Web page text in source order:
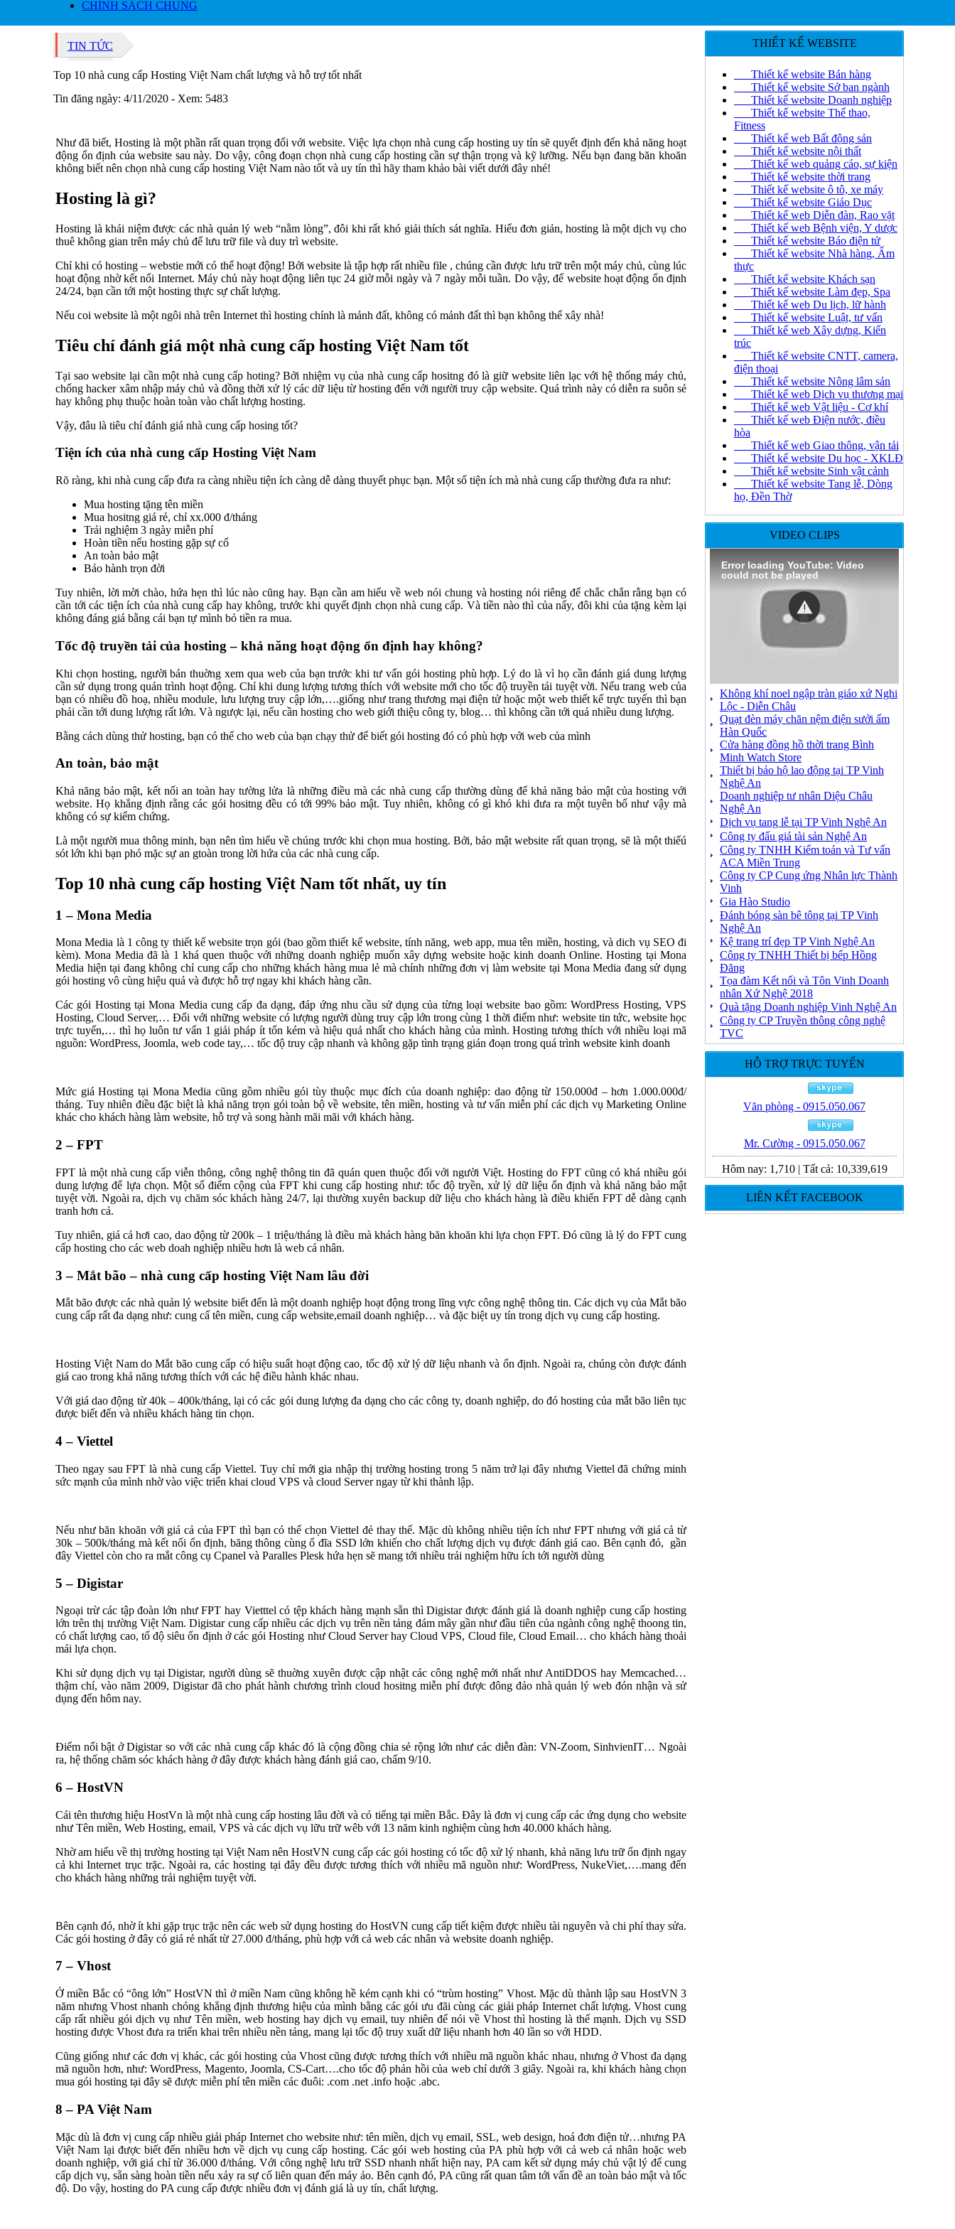
CHÍNH SÁCH CHUNG
TIN TỨC
Top 10 nhà cung cấp Hosting Việt Nam chất lượng và hỗ trợ tốt nhất
Tin đăng ngày: 4/11/2020 - Xem: 5483
Như đã biết, Hosting là một phần rất quan trọng đối với website. Việc lựa chọn nhà cung cấp hosting uy tín sẽ quyết định đến khả năng hoạt
động ổn định của website sau này. Do vậy, công đoạn chọn nhà cung cấp hosting cần sự thận trọng và kỹ lưỡng. Nếu bạn đang băn khoăn
không biết nên chọn nhà cung cấp hosting Việt Nam nào tốt và uy tín thì hãy tham khảo bài viết dưới đây nhé!
Hosting là gì?
Hosting là khái niệm được các nhà quản lý web “nằm lòng”, đôi khi rất khó giải thích sát nghĩa. Hiểu đơn giản, hosting là một dịch vụ cho
thuê không gian trên máy chủ để lưu trữ file và duy trì website.
Chỉ khi có hosting – webstie mới có thể hoạt động! Bởi website là tập hợp rất nhiều file , chúng cần được lưu trữ trên một máy chủ, cùng lúc
hoạt động nhờ kết nối Internet. Máy chủ này hoạt động liên tục 24 giờ mỗi ngày và 7 ngày mỗi tuần. Do vậy, để website hoạt động ổn định
24/24, bạn cần tới một hosting thực sự chất lượng.
Nếu coi website là một ngôi nhà trên Internet thì hosting chính là mảnh đất, không có mảnh đất thì bạn không thể xây nhà!
Tiêu chí đánh giá một nhà cung cấp hosting Việt Nam tốt
Tại sao website lại cần một nhà cung cấp hoting? Bởi nhiệm vụ của nhà cung cấp hositng đó là giữ website liên lạc với hệ thống máy chủ,
chống hacker xâm nhập máy chủ và đồng thời xử lý các dữ liệu từ hosting đến với người truy cập website. Quá trình này có diễn ra suôn sẻ
hay không phụ thuộc hoàn toàn vào chất lượng hosting.
Vậy, đâu là tiêu chí đánh giá nhà cung cấp hosing tốt?
Tiện ích của nhà cung cấp Hosting Việt Nam
Rõ ràng, khi nhà cung cấp đưa ra càng nhiều tiện ích càng dễ dàng thuyết phục bạn. Một số tiện ích mà nhà cung cấp thường đưa ra như:
Mua hosting tặng tên miền
Mua hositng giá rẻ, chỉ xx.000 đ/tháng
Trải nghiệm 3 ngày miễn phí
Hoàn tiền nếu hosting gặp sự cố
An toàn bảo mật
Bảo hành trọn đời
Tuy nhiên, lời mời chào, hứa hẹn thì lúc nào cũng hay. Bạn cần am hiểu về web nói chung và hosting nói riêng để chắc chắn rằng bạn có
cần tới các tiện ích của nhà cung cấp hay không, trước khi quyết định chọn nhà cung cấp. Và tiền nào thì của nấy, đôi khi của tặng kèm lại
không đáng giá bằng cái bạn tự mình bỏ tiền ra mua.
Tốc độ truyền tải của hosting – khả năng hoạt động ổn định hay không?
Khi chọn hosting, người bán thuờng xem qua web của bạn trước khi tư vấn gói hosting phù hợp. Lý do là vì họ cần đánh giá dung lượng
cần sử dụng trong quán trình hoạt động. Chỉ khi dung lượng tương thích với website mới cho tốc độ truyền tải tuyệt vời. Nếu trang web của
bạn có nhiều đồ hoạ, nhiều module, lưu lượng truy cập lớn,….giống như trang thương mại điện tử hoặc một web thiết kế trực tuyến thì bạn
phải cần tới dung lượng rất lớn. Và ngược lại, nếu cần hosting cho web giới thiệu công ty, blog… thì không cần tới quá nhiều dung lượng.
Bằng cách dùng thử hosting, bạn có thể cho web của bạn chạy thử để biết gói hosting đó có phù hợp với web của mình
An toàn, bảo mật
Khả năng bảo mật, kết nối an toàn hay tường lửa là những điều mà các nhà cung cấp thường dùng để khả năng bảo mật của hosting với
website. Họ khẳng định rằng các gói hositng đều có tới 99% bảo mật. Tuy nhiên, không có gì khó khi đưa ra một tuyên bố như vậy mà
không có sự kiểm chứng.
Là một người mua thông minh, bạn nên tìm hiểu về chúng trước khi chọn mua hosting. Bởi, bảo mật website rất quan trọng, sẽ là một thiếú
sót lớn khi bạn phó mặc sự an gtoàn trong lời hứa của các nhà cung cấp.
Top 10 nhà cung cấp hosting Việt Nam tốt nhất, uy tín
1 – Mona Media
Mona Media là 1 công ty thiết kế website trọn gói (bao gồm thiết kế website, tính năng, web app, mua tên miền, hosting, và dich vụ SEO đi
kèm). Mona Media đã là 1 khá quen thuộc với những doanh nghiệp muốn xây dựng website hoặc kinh doanh Online. Hosting tại Mona
Media hiện tại đang không chỉ cung cấp cho những khách hàng mua lẻ mà chính những đơn vị làm website tại Mona Media đang sử dụng
gói hosting vô cùng hiệu quả và được hỗ trợ ngay khi khách hàng cần.
Các gói Hosting tại Mona Media cung cấp đa dạng, đáp ứng nhu cầu sử dụng của từng loại website bao gồm: WordPress Hosting, VPS
Hosting, Cloud Server,… Đối với những website có lượng người dùng truy cập lớn trong cùng 1 thời điểm như: website tin tức, website học
trực tuyến,… thì họ luôn tư vấn 1 giải pháp ít tốn kém và hiệu quả nhất cho khách hàng của mình. Hosting tương thích với nhiều loại mã
nguồn: WordPress, Joomla, web code tay,… tốc độ truy cập nhanh và không gặp tình trạng gián đoạn trong quá trình website kinh doanh
Mức giá Hosting tại Mona Media cũng gồm nhiều gói tùy thuộc mục đích của doanh nghiệp: dao động từ 150.000đ – hơn 1.000.000đ/
tháng. Tuy nhiên điều đặc biệt là khả năng trọn gói toàn bộ về website, tên miền, hosting và tư vấn miễn phí các dịch vụ Marketing Online
khác cho khách hàng làm website, hỗ trợ và song hành mãi mãi với khách hàng.
2 – FPT
FPT là một nhà cung cấp viễn thông, công nghệ thông tin đã quán quen thuộc đối với người Việt. Hosting do FPT cũng có khá nhiều gói
dung lượng để lựa chọn. Một số điểm cộng của FPT khi cung cấp hosting như: tốc độ tryền, xử lý dữ liệu ổn định và khả năng bảo mật
tuyệt vời. Ngoài ra, dịch vụ chăm sóc khách hàng 24/7, lại thường xuyên backup dữ liệu cho khách hàng là điều khiến FPT dễ dàng cạnh
tranh hơn cả.
Tuy nhiên, giá cả hơi cao, dao động từ 200k – 1 triệu/tháng là điều mà khách hàng băn khoăn khi lựa chọn FPT. Đó cũng là lý do FPT cung
cấp hosting cho các web doah nghiệp nhiều hơn là web cá nhân.
3 – Mắt bão – nhà cung cấp hosting Việt Nam lâu đời
Mắt bão được các nhà quản lý website biết đến là một doanh nghiệp hoạt động trong lĩng vực công nghệ thông tin. Các dịch vụ của Mắt bão
cung cấp rất đa dạng như: cung cấ tên miền, cung cấp website,email doanh nghiệp… và đặc biệt uy tín trong dịch vụ cung cấp hosting.
Hosting Việt Nam do Mắt bão cung cấp có hiệu suất hoạt động cao, tốc độ xử lý dữ liệu nhanh và ổn định. Ngoài ra, chúng còn được đánh
giá cao trong khả năng tương thích với các hệ điều hành khác nhau.
Với giá dao động từ 40k – 400k/tháng, lại có các gói dung lượng đa dạng cho các công ty, doanh nghiệp, do đó hosting của mắt bão liên tục
được biết đến và nhiều khách hàng tin chọn.
4 – Viettel
Theo ngay sau FPT là nhà cung cấp Viettel. Tuy chỉ mới gia nhập thị trường hosting trong 5 năm trở lại đây nhưng Viettel đã chứng minh
sức mạnh của mình nhờ vào việc triển khai cloud VPS và cloud Server ngay từ khi thành lập.
Nếu như băn khoăn với giá cả của FPT thì bạn có thể chọn Viettel đẻ thay thế. Mặc dù không nhiều tiện ích như FPT nhưng với giá cả từ
30k – 500k/tháng mà kết nối ổn định, băng thông cùng ổ đĩa SSD lớn khiến cho chất lượng dịch vụ được đánh giá cao. Bên cạnh đó, gần
đây Viettel còn cho ra mắt công cụ Cpanel và Paralles Plesk hứa hẹn sẽ mang tới nhiều trải nghiệm hữu ích tới người dùng
5 – Digistar
Ngoại trừ các tập đoàn lớn như FPT hay Vietttel có tệp khách hàng mạnh sẵn thì Digistar được đánh giá là doanh nghiệp cung cấp hosting
lớn trên thị trường Việt Nam. Digistar cung cấp nhiều các dịch vụ trên nền tảng đám mây gần như đầu tiên của ngành công nghệ thoong tin,
có chất lượng cao, tố độ siêu ổn định ở các gói Hosting như Cloud Server hay Cloud VPS, Cloud file, Cloud Email… cho khách hàng thoải
mái lựa chọn.
Khi sử dụng dịch vụ tại Digistar, người dùng sẽ thuờng xuyên được cập nhật các công nghệ mới nhất như AntiDDOS hay Memcached…
thậm chí, vào năm 2009, Digistar đã cho phát hành chương trình cloud hositng miễn phí được đông đảo nhà quản lý web đón nhận và sử
dụng đến hôm nay.
Điểm nổi bật ở Digistar so với các nhà cung cấp khác đó là cộng đồng chia sẻ rộng lớn như các diễn đàn: VN-Zoom, SinhvienIT… Ngoài
ra, hệ thống chăm sóc khách hàng ở đây được khách hàng đánh giá cao, chấm 9/10.
6 – HostVN
Cái tên thương hiệu HostVn là một nhà cung cấp hosting lâu đời và có tiếng tại miền Bắc. Đây là đơn vị cung cấp các ứng dụng cho website
như Tên miền, Web Hosting, email, VPS và các dịch vụ lữu trữ wêb với 13 năm kinh nghiệm cùng hơn 40.000 khách hàng.
Nhờ am hiểu về thị trường hosting tại Việt Nam nên HostVN cung cấp các gói hosting có tốc độ xử lý nhanh, khả năng lưu trữ ổn định ngay
cả khi Internet trục trặc. Ngoài ra, các hosting tại đây đều được tương thích với nhiều mã nguồn như: WordPress, NukeViet,….mang đến
cho khách hàng những trải nghiệm tuyệt vời.
Bên cạnh đó, nhờ ít khi gặp trục trặc nên các web sử dụng hosting do HostVN cung cấp tiết kiệm được nhiều tài nguyên và chi phí thay sửa.
Các gói hosting ở đây có giá rẻ nhất từ 27.000 đ/tháng, phù hợp với cả web các nhân và website doanh nghiệp.
7 – Vhost
Ở miền Bắc có “ông lớn” HostVN thì ở miền Nam cũng không hề kém cạnh khi có “trùm hosting” Vhost. Mặc dù thành lập sau HostVN 3
năm nhưng Vhost nhanh chóng khẳng định thương hiệu của mình bằng các gói ưu đãi cùng các giải pháp Internet chất lượng. Vhost cung
cấp rất nhiều gói dịch vụ như Tên miền, web hosting hay dịch vụ email, tuy nhiên để nói về Vhost thì hosting là thế mạnh. Dịch vụ SSD
hosting được Vhost đưa ra triển khai trên nhiều nền tảng, mang lại tốc độ truy xuất dữ liệu nhanh hơn 40 lần so với HDD.
Cũng giống như các đơn vị khác, các gói hosting của Vhost cũng được tương thích với nhiều mã nguồn khác nhau, nhưng ở Vhost đa dạng
mã nguồn hơn, như: WordPress, Magento, Joomla, CS-Cart….cho tốc độ phản hồi của web chỉ dưới 3 giây. Ngoài ra, khi khách hàng chọn
mua gói hosting tại đây sẽ được miễn phí tên miền các đuôi: .com .net .info hoặc .abc.
8 – PA Việt Nam
Mặc dù là đơn vị cung cấp nhiều giải pháp Internet cho website như: tên miền, dịch vụ email, SSL, web design, hoá đơn điện tử…nhưng PA
Việt Nam lại được biết đến nhiều hơn về dịch vụ cung cấp hosting. Các gói web hosting của PA phù hợp với cả web cá nhân hoặc web
doanh nghiệp, với giá chỉ từ 36.000 đ/tháng. Với công nghệ lưu trữ SSD nhanh nhất hiện nay, PA cam kết sử dụng máy chủ vật lý để cung
cấp dịch vụ, sẵn sàng hoàn tiền nếu xảy ra sự cố liên quan đến máy ảo. Bên cạnh đó, PA cũng rất quan tâm tới vấn đề an toàn bảo mật và tốc
độ. Do vậy, hosting do PA cung cấp được nhiều đơn vị đánh giá là uy tín, chất lượng.
THIẾT KẾ WEBSITE
Thiết kế website Bán hàng
Thiết kế website Sở ban ngành
Thiết kế website Doanh nghiệp
Thiết kế website Thể thao,
Fitness
Thiết kế web Bất động sản
Thiết kế website nội thất
Thiết kế web quảng cáo, sự kiện
Thiết kế website thời trang
Thiết kế website ô tô, xe máy
Thiết kế website Giáo Dục
Thiết kế web Diễn đàn, Rao vặt
Thiết kế web Bệnh viện, Y dược
Thiết kế website Báo điện tử
Thiết kế website Nhà hàng, Ẩm
thực
Thiết kế website Khách sạn
Thiết kế website Làm đẹp, Spa
Thiết kế web Du lịch, lữ hành
Thiết kế website Luật, tư vấn
Thiết kế web Xây dựng, Kiến
trúc
Thiết kế website CNTT, camera,
điện thoại
Thiết kế website Nông lâm sản
Thiết kế web Dịch vụ thương mại
Thiết kế web Vật liệu - Cơ khí
Thiết kế web Điện nước, điều
hòa
Thiết kế web Giao thông, vận tải
Thiết kế website Du học - XKLĐ
Thiết kế website Sinh vật cảnh
Thiết kế website Tang lễ, Dòng
họ, Đền Thờ
VIDEO CLIPS
Error loading YouTube: Video
could not be played
Không khí noel ngập tràn giáo xứ Nghi
Lộc - Diễn Châu
Quạt đèn máy chăn nệm điện sưởi ấm
Hàn Quốc
Cửa hàng đồng hồ thời trang Bình
Minh Watch Store
Thiết bị bảo hộ lao động tại TP Vinh
Nghệ An
Doanh nghiệp tư nhân Diệu Châu
Nghệ An
Dịch vụ tang lễ tại TP Vinh Nghệ An
Công ty đấu giá tài sản Nghệ An
Công ty TNHH Kiểm toán và Tư vấn
ACA Miền Trung
Công ty CP Cung ứng Nhân lực Thành
Vinh
Gia Hào Studio
Đánh bóng sàn bê tông tại TP Vinh
Nghệ An
Kệ trang trí đẹp TP Vinh Nghệ An
Công ty TNHH Thiết bị bếp Hồng
Đăng
Tọa đàm Kết nối và Tôn Vinh Doanh
nhân Xứ Nghệ 2018
Quà tặng Doanh nghiệp Vinh Nghệ An
Công ty CP Truyền thông công nghệ
TVC
HỖ TRỢ TRỰC TUYẾN
Văn phòng - 0915.050.067
Mr. Cường - 0915.050.067
Hôm nay: 1,710| Tất cả: 10,339,619
LIÊN KẾT FACEBOOK